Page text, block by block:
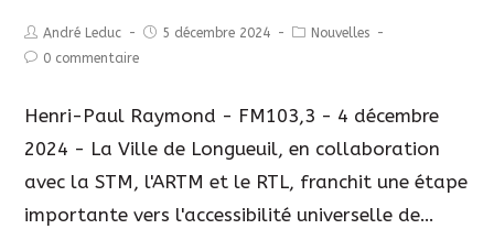
André Leduc 5 décembre 2024
Nouvelles
0 commentaire
Henri-Paul Raymond - FM103,3 - 4 décembre
2024 - La Ville de Longueuil, en collaboration
avec la STM, l'ARTM et le RTL, franchit une étape
importante vers l'accessibilité universelle de…